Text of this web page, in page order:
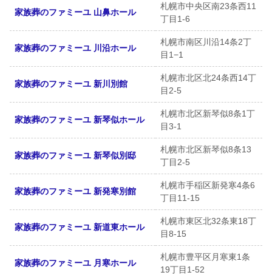
家族葬のファミーユ 山鼻ホール
札幌市中央区南23条西11
丁目1-6
家族葬のファミーユ 川沿ホール
札幌市南区川沿14条2丁
目1−1
家族葬のファミーユ 新川別館
札幌市北区北24条西14丁
目2-5
家族葬のファミーユ 新琴似ホール
札幌市北区新琴似8条1丁
目3-1
家族葬のファミーユ 新琴似別邸
札幌市北区新琴似8条13
丁目2-5
家族葬のファミーユ 新発寒別館
札幌市手稲区新発寒4条6
丁目11-15
家族葬のファミーユ 新道東ホール
札幌市東区北32条東18丁
目8-15
家族葬のファミーユ 月寒ホール
札幌市豊平区月寒東1条
19丁目1-52